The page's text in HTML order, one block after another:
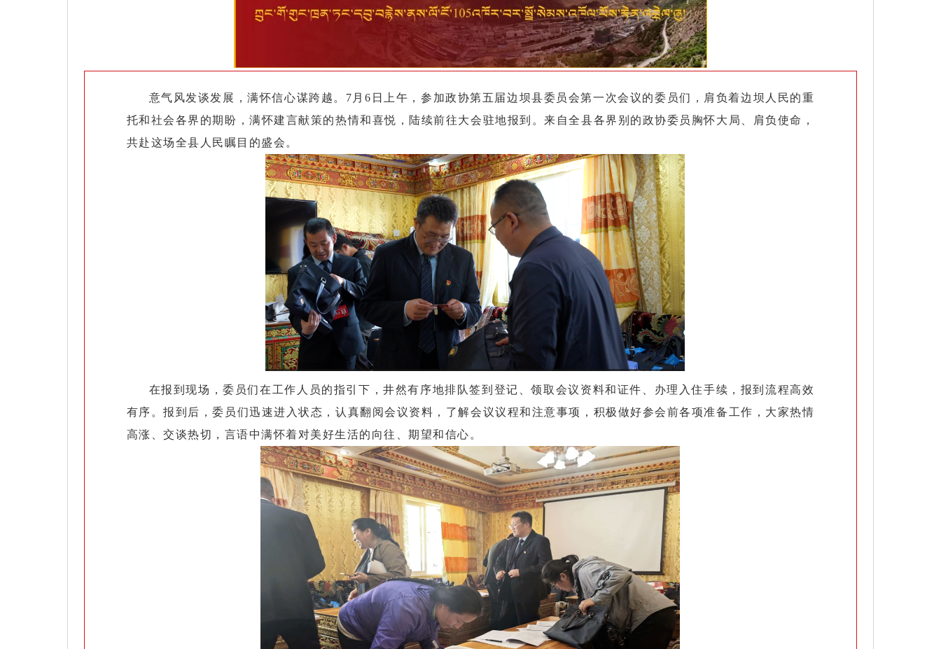
意气风发谈发展，满怀信心谋跨越。7月6日上午，参加政协第五届边坝县委员会第一次会议的委员们，肩负着边坝人民的重
托和社会各界的期盼，满怀建言献策的热情和喜悦，陆续前往大会驻地报到。来自全县各界别的政协委员胸怀大局、肩负使命，
共赴这场全县人民瞩目的盛会。
在报到现场，委员们在工作人员的指引下，井然有序地排队签到登记、领取会议资料和证件、办理入住手续，报到流程高效
有序。报到后，委员们迅速进入状态，认真翻阅会议资料，了解会议议程和注意事项，积极做好参会前各项准备工作，大家热情
高涨、交谈热切，言语中满怀着对美好生活的向往、期望和信心。